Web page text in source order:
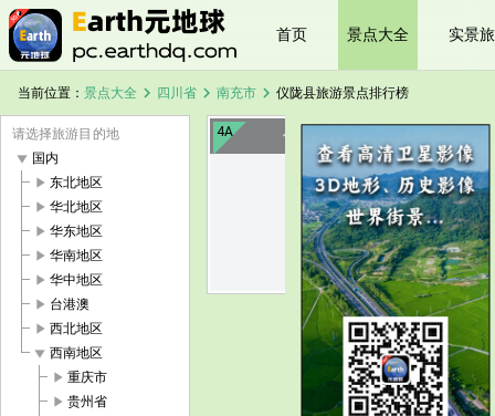
首页 景点大全 实景
当前位置： 景点大全 chevron_right 四川省 chevron_right 南充市 chevron_right 仪陇县旅游景点排行榜
请选择旅游目的地
play_arrow 国内
play_arrow 东北地区
play_arrow 华北地区
play_arrow 华东地区
play_arrow 华南地区
play_arrow 华中地区
play_arrow 台港澳
play_arrow 西北地区
play_arrow 西南地区
play_arrow 重庆市
play_arrow 贵州省
4A
image
仪陇德园